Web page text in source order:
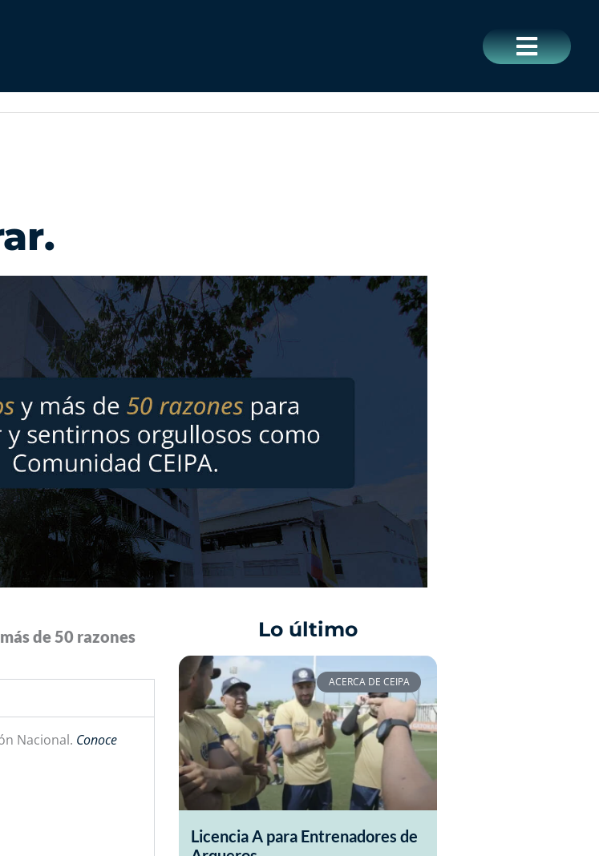
de 50 razones
Nacional. Conoce
Lo último
ACERCA DE CEIPA
Licencia A para Entrenadores de